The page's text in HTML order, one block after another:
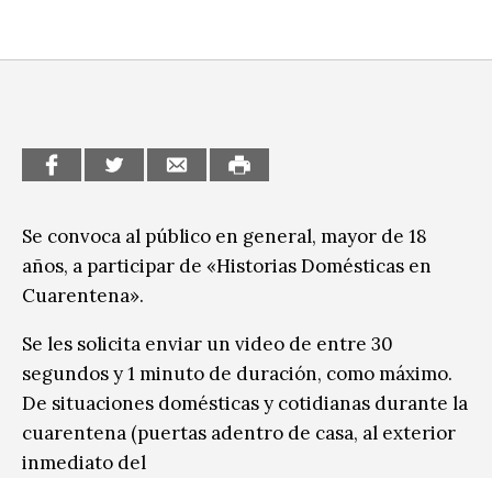
Infantil y Juvenil
Medio Ambiente
Sin categoría
Se convoca al público en general, mayor de 18
años, a participar de «Historias Domésticas en
Cuarentena».
Se les solicita enviar un video de entre 30
segundos y 1 minuto de duración, como máximo.
De situaciones domésticas y cotidianas durante la
cuarentena (puertas adentro de casa, al exterior
inmediato del